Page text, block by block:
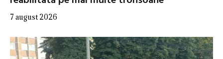
7 august 2026